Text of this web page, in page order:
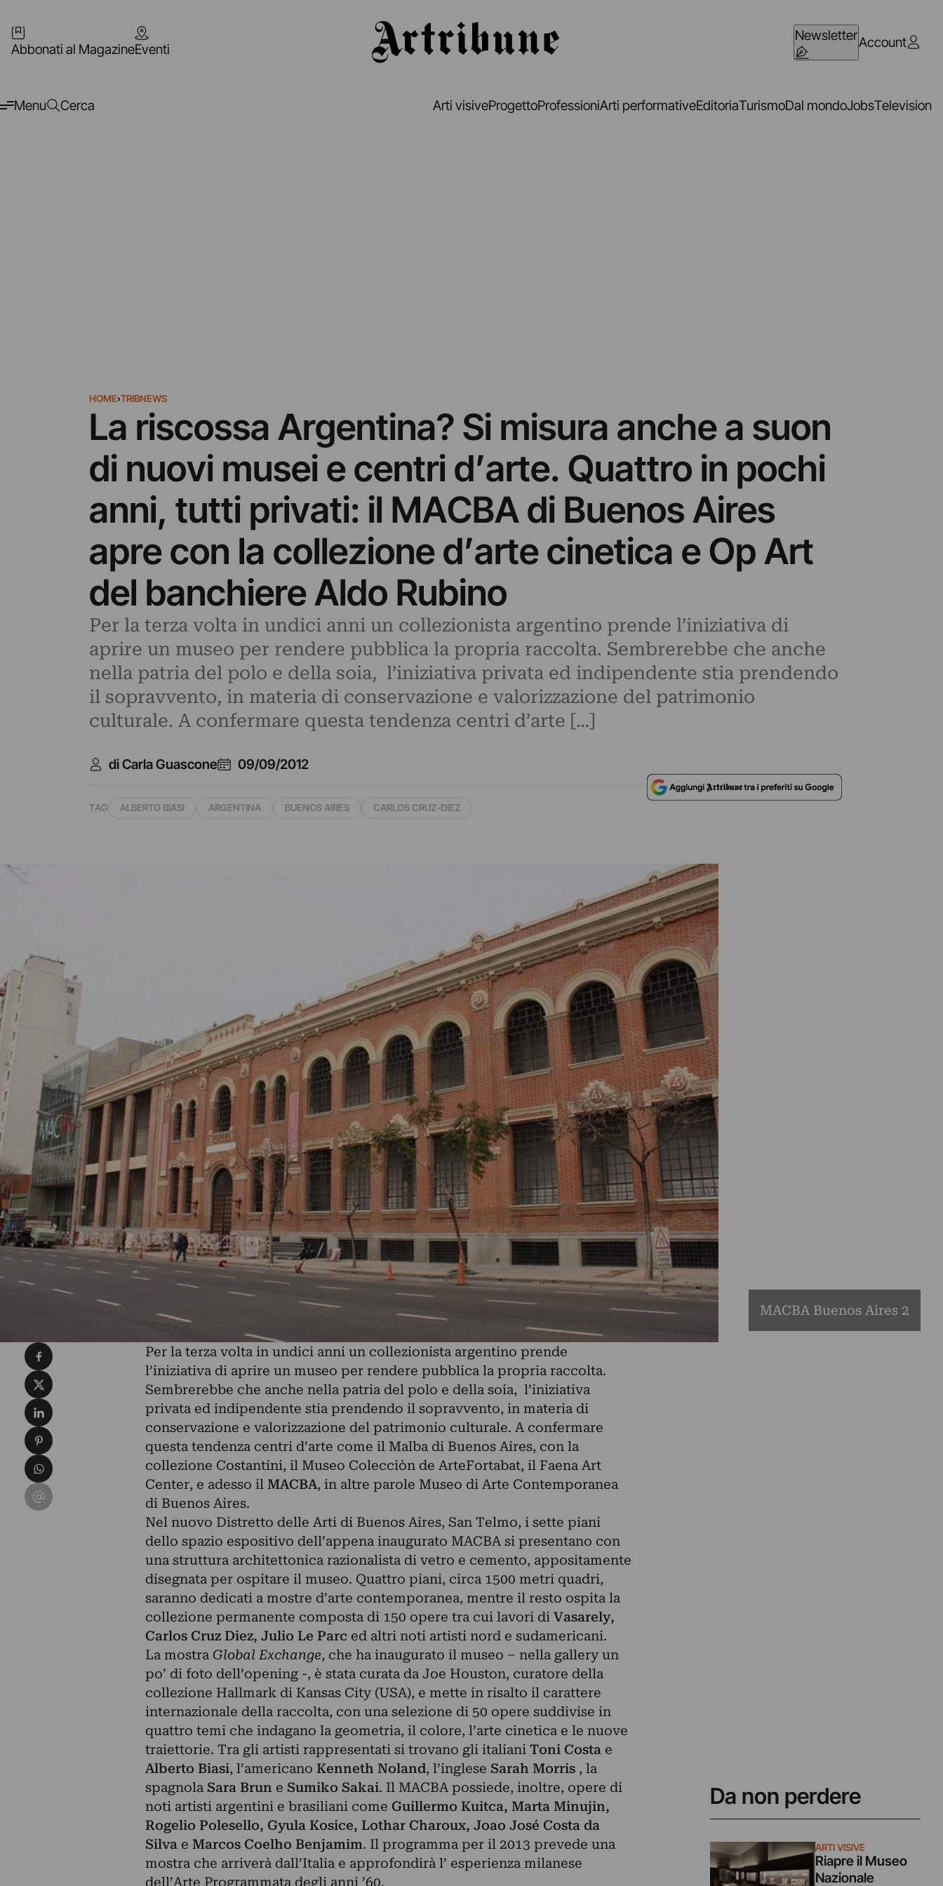
Abbonati al MagazineEventi
NewsletterAccount
Menu Cerca Arti visiveProgettoProfessioniArti performativeEditoriaTurismoDal mondoJobsTelevision
HOME›TRIBNEWS
La riscossa Argentina? Si misura anche a suon
di nuovi musei e centri d’arte. Quattro in pochi
anni, tutti privati: il MACBA di Buenos Aires
apre con la collezione d’arte cinetica e Op Art
del banchiere Aldo Rubino
Per la terza volta in undici anni un collezionista argentino prende l’iniziativa di
aprire un museo per rendere pubblica la propria raccolta. Sembrerebbe che anche
nella patria del polo e della soia, l’iniziativa privata ed indipendente stia prendendo
il sopravvento, in materia di conservazione e valorizzazione del patrimonio
culturale. A confermare questa tendenza centri d’arte […]
di Carla Guascone 09/09/2012
TAG ALBERTO BIASI ARGENTINA BUENOS AIRES CARLOS CRUZ-DIEZ
MACBA Buenos Aires 2
Per la terza volta in undici anni un collezionista argentino prende
l’iniziativa di aprire un museo per rendere pubblica la propria raccolta.
Sembrerebbe che anche nella patria del polo e della soia, l’iniziativa
privata ed indipendente stia prendendo il sopravvento, in materia di
conservazione e valorizzazione del patrimonio culturale. A confermare
questa tendenza centri d’arte come il Malba di Buenos Aires, con la
collezione Costantini, il Museo Colecciòn de ArteFortabat, il Faena Art
Center, e adesso il MACBA, in altre parole Museo di Arte Contemporanea
di Buenos Aires.
Nel nuovo Distretto delle Arti di Buenos Aires, San Telmo, i sette piani
dello spazio espositivo dell’appena inaugurato MACBA si presentano con
una struttura architettonica razionalista di vetro e cemento, appositamente
disegnata per ospitare il museo. Quattro piani, circa 1500 metri quadri,
saranno dedicati a mostre d’arte contemporanea, mentre il resto ospita la
collezione permanente composta di 150 opere tra cui lavori di Vasarely,
Carlos Cruz Diez, Julio Le Parc ed altri noti artisti nord e sudamericani.
La mostra Global Exchange, che ha inaugurato il museo – nella gallery un
po’ di foto dell’opening -, è stata curata da Joe Houston, curatore della
collezione Hallmark di Kansas City (USA), e mette in risalto il carattere
internazionale della raccolta, con una selezione di 50 opere suddivise in
quattro temi che indagano la geometria, il colore, l’arte cinetica e le nuove
traiettorie. Tra gli artisti rappresentati si trovano gli italiani Toni Costae
Alberto Biasi, l’americano Kenneth Noland, l’inglese Sarah Morris, la
spagnola Sara Brun e Sumiko Sakai. Il MACBA possiede, inoltre, opere di
noti artisti argentini e brasiliani come Guillermo Kuitca, Marta Minujin,
Rogelio Polesello, Gyula Kosice, Lothar Charoux, Joao José Costa da
Silvae Marcos Coelho Benjamim. Il programma per il 2013 prevede una
mostra che arriverà dall’Italia e approfondirà l’ esperienza milanese
dell’Arte Programmata degli anni ’60.
Da non perdere
ARTI VISIVE
Riapre il Museo
Nazionale
Condividi su Facebook
Condividi su X
Condividi su LinkedIn
Condividi su Pinterest
Condividi su WhatsApp
Condividi su Email